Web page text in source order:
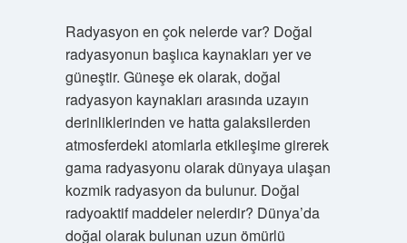
Radyasyon en çok nelerde var? Doğal
radyasyonun başlıca kaynakları yer ve
güneştir. Güneşe ek olarak, doğal
radyasyon kaynakları arasında uzayın
derinliklerinden ve hatta galaksilerden
atmosferdeki atomlarla etkileşime girerek
gama radyasyonu olarak dünyaya ulaşan
kozmik radyasyon da bulunur. Doğal
radyoaktif maddeler nelerdir? Dünya’da
doğal olarak bulunan uzun ömürlü